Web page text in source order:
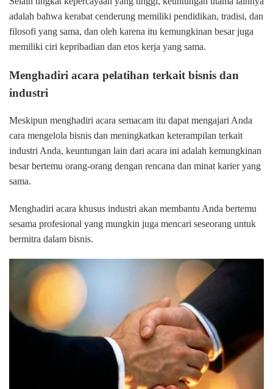
adalah bahwa kerabat cenderung memiliki pendidikan, tradisi, dan
filosofi yang sama, dan oleh karena itu kemungkinan besar juga
memiliki ciri kepribadian dan etos kerja yang sama.
Menghadiri acara pelatihan terkait bisnis dan
industri
Meskipun menghadiri acara semacam itu dapat mengajari Anda
cara mengelola bisnis dan meningkatkan keterampilan terkait
industri Anda, keuntungan lain dari acara ini adalah kemungkinan
besar bertemu orang-orang dengan rencana dan minat karier yang
sama.
Menghadiri acara khusus industri akan membantu Anda bertemu
sesama profesional yang mungkin juga mencari seseorang untuk
bermitra dalam bisnis.